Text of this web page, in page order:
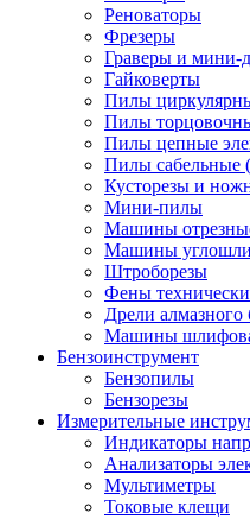
Реноваторы
Фрезеры
Граверы и мини-
Гайковерты
Пилы
Пилы
Пилы цепные
Пилы сабельные
Кусторезы и
Мини-пилы
Машины
Машины
Штроборезы
Фены
Дрели алмазного
Машины
Бензоинструмент
Бензопилы
Бензорезы
Измерительные
Индикаторы
Анализаторы
Мультиметры
Токовые клещи